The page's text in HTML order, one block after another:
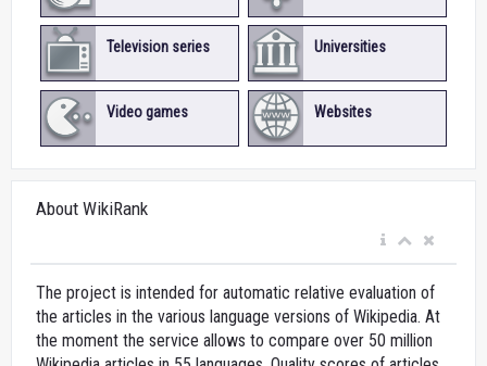
Television series Universities
Video games Websites
About WikiRank
The project is intended for automatic relative evaluation of
the articles in the various language versions of Wikipedia. At
the moment the service allows to compare over 50 million